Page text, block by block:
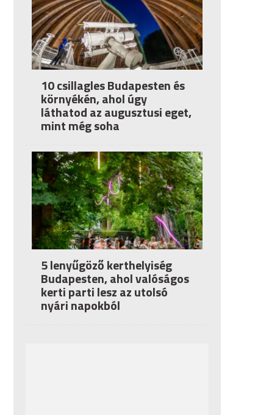
10 csillagles Budapesten és
környékén, ahol úgy
láthatod az augusztusi eget,
mint még soha
5 lenyűgöző kerthelyiség
Budapesten, ahol valóságos
kerti parti lesz az utolsó
nyári napokból